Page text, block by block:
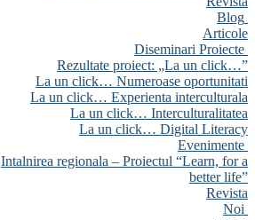
Blog
Articole
Diseminari Proiecte
Rezultate proiect: „La un click…”
La un click… Numeroase oportunitati
La un click… Experienta interculturala
La un click… Interculturalitatea
La un click… Digital Literacy
Evenimente
Intalnirea regionala – Proiectul “Learn, for a
better life”
Revista
Noi